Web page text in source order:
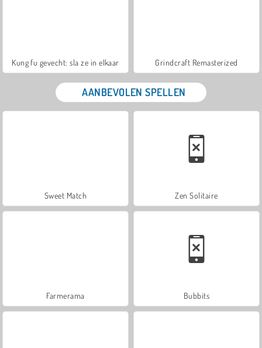
Kung fu gevecht: sla ze in elkaar Grindcraft Remasterized
AANBEVOLEN SPELLEN
Sweet Match Zen Solitaire
Farmerama Bubbits